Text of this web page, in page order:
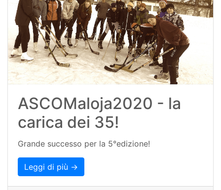
ASCOMaloja2020 - la
carica dei 35!
Grande successo per la 5°edizione!
Leggi di più →